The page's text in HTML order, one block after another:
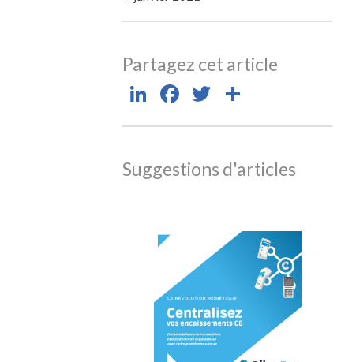
Partagez cet article
LinkedIn
Facebook
Twitter
Suggestions d'articles